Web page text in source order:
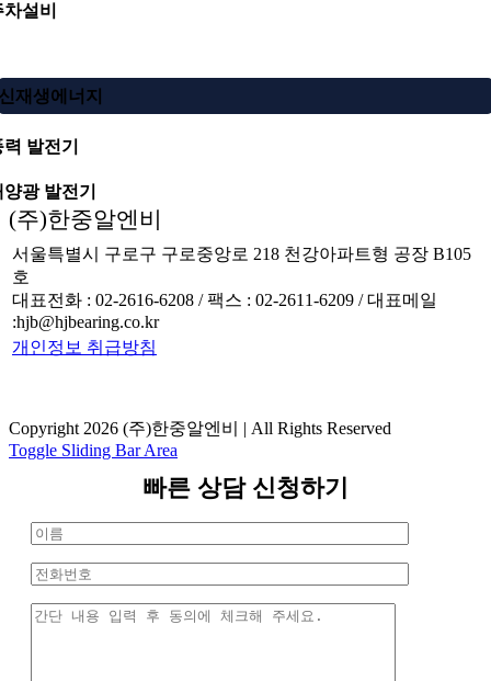
설비
재생에너지
력 발전기
양광 발전기
(주)한중알엔비
서울특별시 구로구 구로중앙로 218 천강아파트형 공장 B105
호
대표전화 : 02-2616-6208 / 팩스 : 02-2611-6209 / 대표메일
:hjb@hjbearing.co.kr
개인정보 취급방침
Copyright 2026 (주)한중알엔비 | All Rights Reserved
Toggle Sliding Bar Area
빠른 상담 신청하기